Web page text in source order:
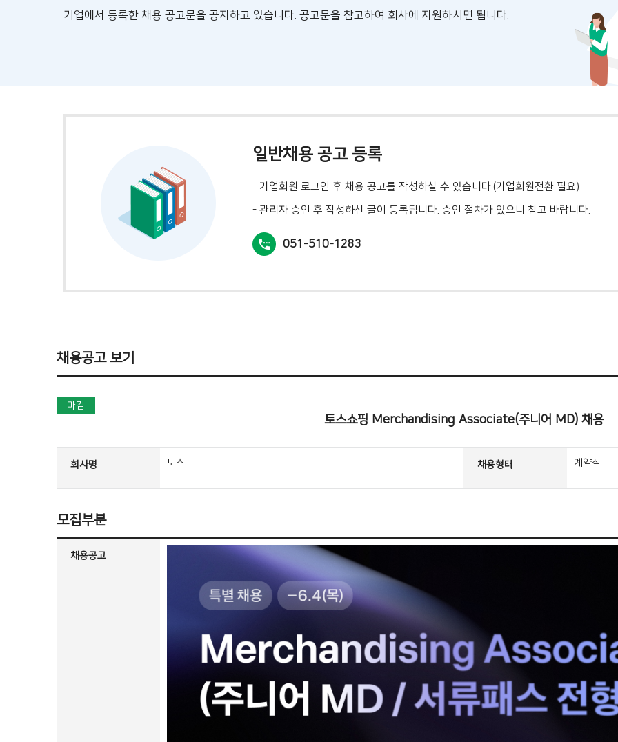
기업에서 등록한 채용 공고문을 공지하고 있습니다. 공고문을 참고하여 회사에 지원하시면 됩니다.
일반채용 공고 등록
- 기업회원 로그인 후 채용 공고를 작성하실 수 있습니다.(기업회원전환 필요)
- 관리자 승인 후 작성하신 글이 등록됩니다. 승인 절차가 있으니 참고 바랍니다.
051-510-1283
채용공고 보기
마감
토스쇼핑 Merchandising Associate(주니어 MD) 채용
회사명 토스 채용형태 계약직
모집부분
채용공고